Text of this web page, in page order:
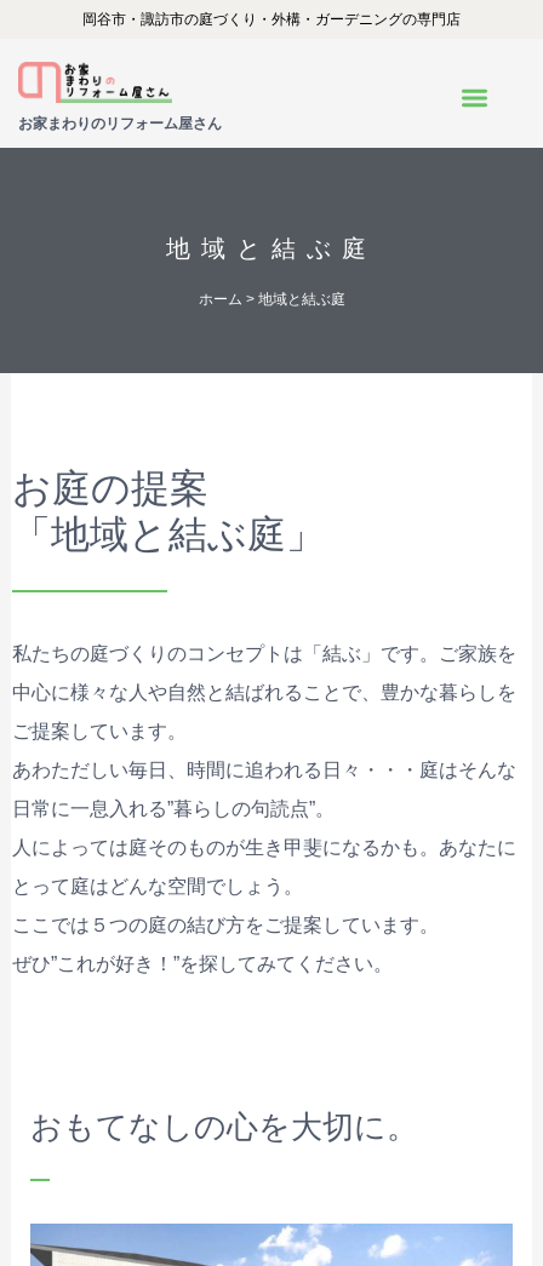
岡谷市・諏訪市の庭づくり・外構・ガーデニングの専門店
お家まわりのリフォーム屋さん
地域と結ぶ庭
ホーム > 地域と結ぶ庭
お庭の提案
「地域と結ぶ庭」
私たちの庭づくりのコンセプトは「結ぶ」です。ご家族を
中心に様々な人や自然と結ばれることで、豊かな暮らしを
ご提案しています。
あわただしい毎日、時間に追われる日々・・・庭はそんな
日常に一息入れる”暮らしの句読点”。
人によっては庭そのものが生き甲斐になるかも。あなたに
とって庭はどんな空間でしょう。
ここでは５つの庭の結び方をご提案しています。
ぜひ”これが好き！”を探してみてください。
おもてなしの心を大切に。